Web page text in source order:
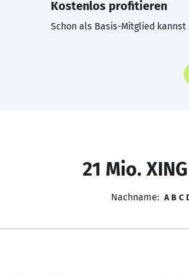
Kostenlos profitieren
Schon als Basis-Mitglied
21 Mio.
Nachname: A B C